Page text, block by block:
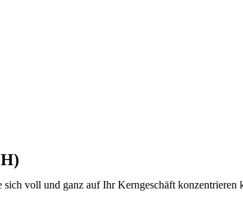
voll und ganz auf Ihr Kerngeschäft konzentrieren